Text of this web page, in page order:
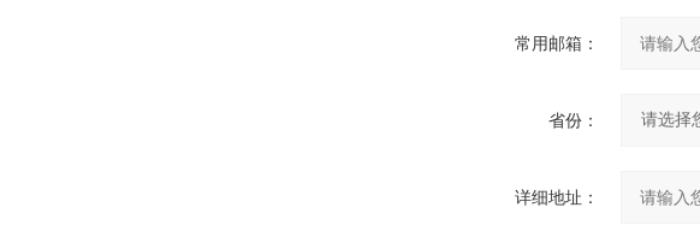
常用邮箱：
省份：
详细地址：